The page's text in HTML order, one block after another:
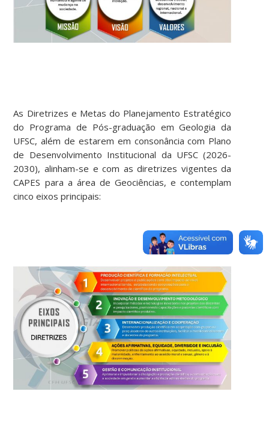
As Diretrizes e Metas do Planejamento Estratégico
do Programa de Pós-graduação em Geologia da
UFSC, além de estarem em consonância com Plano
de Desenvolvimento Institucional da UFSC (2026-
2030), alinham-se e com as diretrizes vigentes da
CAPES para a área de Geociências, e contemplam
cinco eixos principais: